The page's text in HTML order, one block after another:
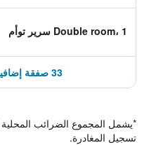
Double room، 1 سرير توأم
33 صفقة إضافية ابتداءً من 397 ﷼
*يشمل المجموع الضرائب
تسجيل المغادرة.